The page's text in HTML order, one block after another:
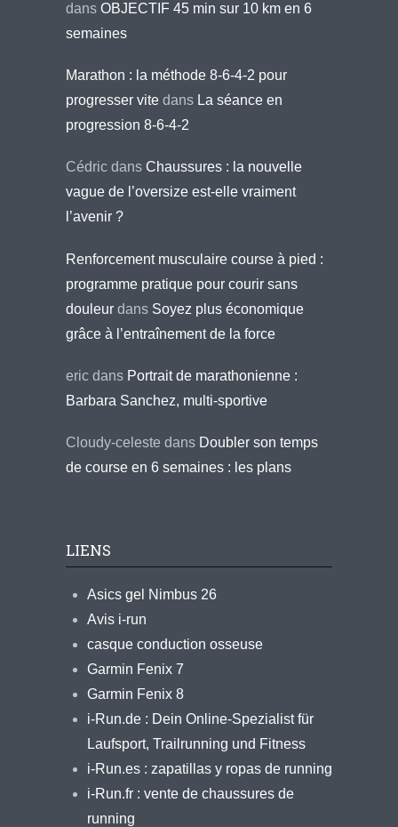
dans OBJECTIF 45 min sur 10 km en 6
semaines
Marathon : la méthode 8-6-4-2 pour
progresser vite dans La séance en
progression 8-6-4-2
Cédric dans Chaussures : la nouvelle
vague de l’oversize est-elle vraiment
l’avenir ?
Renforcement musculaire course à pied :
programme pratique pour courir sans
douleur dans Soyez plus économique
grâce à l’entraînement de la force
eric dans Portrait de marathonienne :
Barbara Sanchez, multi-sportive
Cloudy-celeste dans Doubler son temps
de course en 6 semaines : les plans
LIENS
Asics gel Nimbus 26
Avis i-run
casque conduction osseuse
Garmin Fenix 7
Garmin Fenix 8
i-Run.de : Dein Online-Spezialist für
Laufsport, Trailrunning und Fitness
i-Run.es : zapatillas y ropas de running
i-Run.fr : vente de chaussures de
running